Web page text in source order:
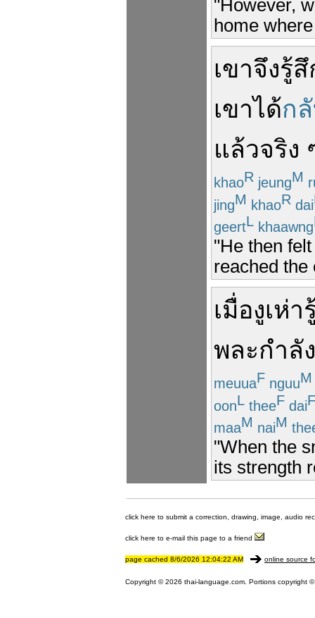
"However,
home
เขาจึงรู้
เขาได้ก
แล้วจริง
khaoR jeungM
jingM khaoR dai
geertL khaawng
"He then
reached the
เมื่องูเห่า
พละกำลัง
meuuaF nguuM
oonL theeF daiF
maaM naiM
"When the
its strength
click here to submit a correction, drawing, image, audio
click here to e-mail this page to a friend
page cached 8/6/2026 12:04:22 AM online source
Copyright © 2026 thai-language.com. Portions copyright